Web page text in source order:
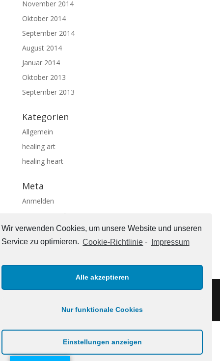
Wir verwenden Cookies, um unsere Website und unseren
Service zu optimieren. Cookie-Richtlinie - Impressum
Alle akzeptieren
Nur funktionale Cookies
Einstellungen anzeigen
November 2014
Oktober 2014
September 2014
August 2014
Januar 2014
Oktober 2013
September 2013
Kategorien
Allgemein
healing art
healing heart
Meta
Anmelden
Eintrags-Feed
Kommentar-Feed
WordPress.org
Impressum